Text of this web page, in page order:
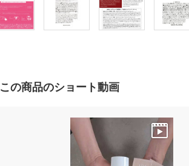
この商品のショート動画